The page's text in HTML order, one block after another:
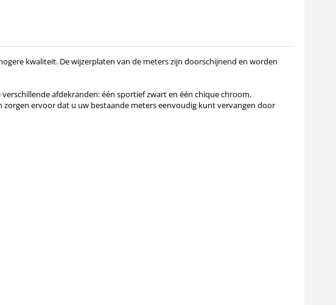
kwaliteit. De wijzerplaten van de meters zijn doorschijnend en worden
afdekranden: één sportief zwart en één chique chroom.
ervoor dat u uw bestaande meters eenvoudig kunt vervangen door